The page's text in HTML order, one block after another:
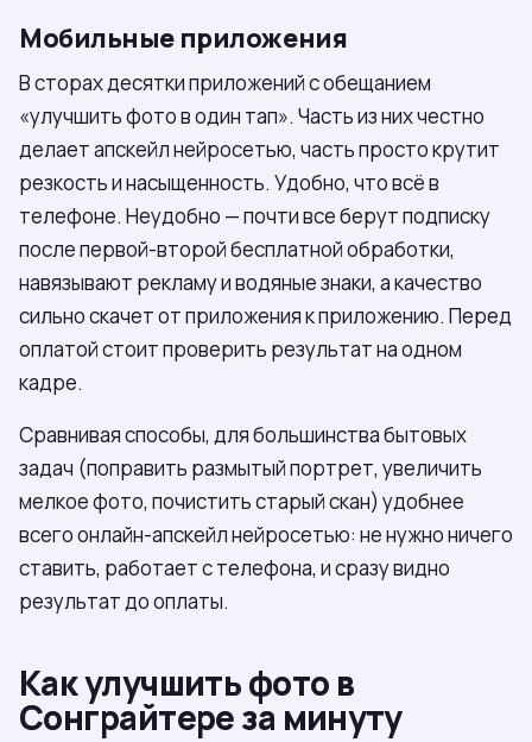
Мобильные приложения
В сторах десятки приложений с обещанием
«улучшить фото в один тап». Часть из них честно
делает апскейл нейросетью, часть просто крутит
резкость и насыщенность. Удобно, что всё в
телефоне. Неудобно — почти все берут подписку
после первой-второй бесплатной обработки,
навязывают рекламу и водяные знаки, а качество
сильно скачет от приложения к приложению. Перед
оплатой стоит проверить результат на одном
кадре.
Сравнивая способы, для большинства бытовых
задач (поправить размытый портрет, увеличить
мелкое фото, почистить старый скан) удобнее
всего онлайн-апскейл нейросетью: не нужно ничего
ставить, работает с телефона, и сразу видно
результат до оплаты.
Как улучшить фото в
Сонграйтере за минуту